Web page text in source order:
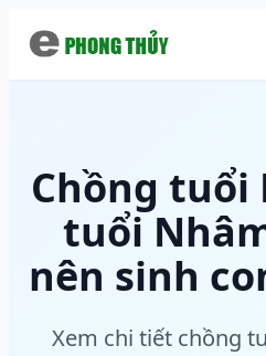
Chồng tuổi
tuổi
nên sinh
Xem chi tiết chồng